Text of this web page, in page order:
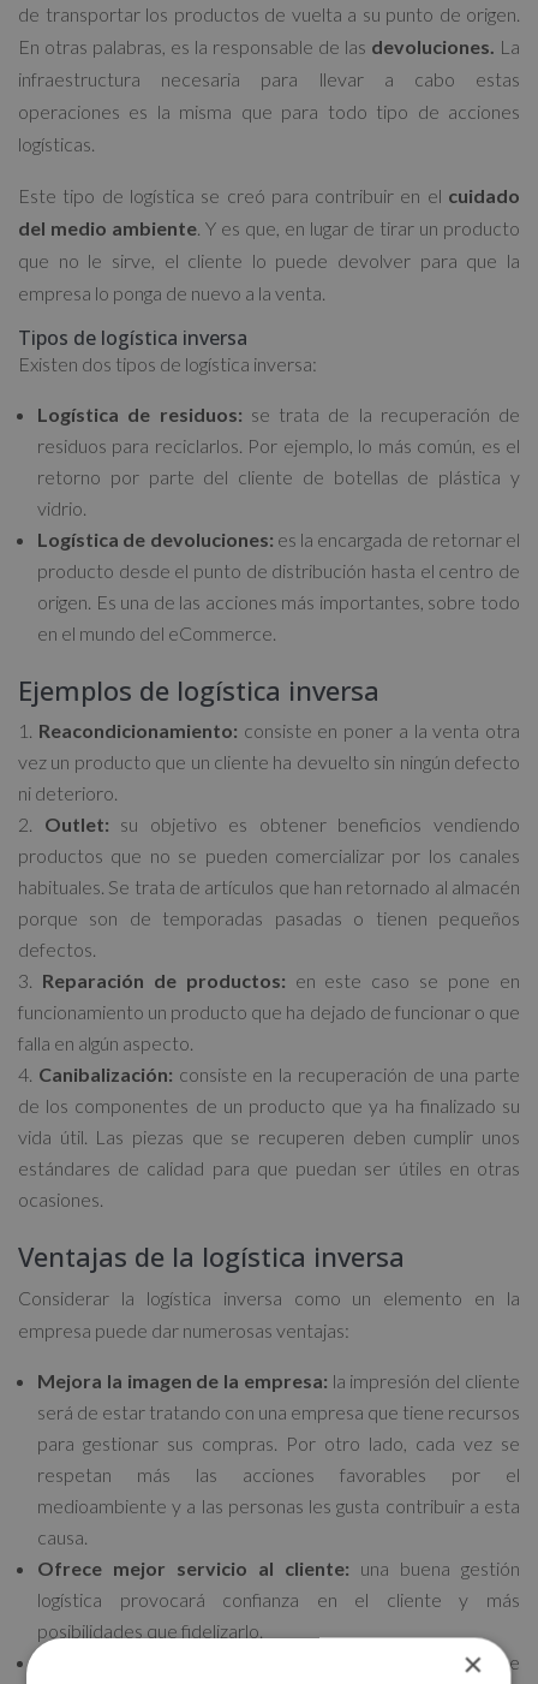
de transportar los productos de vuelta a su punto de origen.
En otras palabras, es la responsable de las devoluciones. La
infraestructura necesaria para llevar a cabo estas
operaciones es la misma que para todo tipo de acciones
logísticas.
Este tipo de logística se creó para contribuir en el cuidado
del medio ambiente . Y es que, en lugar de tirar un producto
que no le sirve, el cliente lo puede devolver para que la
empresa lo ponga de nuevo a la venta.
Tipos de logística inversa
Existen dos tipos de logística inversa:
Logística de residuos: se trata de la recuperación de
residuos para reciclarlos. Por ejemplo, lo más común, es el
retorno por parte del cliente de botellas de plástica y
vidrio.
Logística de devoluciones: es la encargada de retornar el
producto desde el punto de distribución hasta el centro de
origen. Es una de las acciones más importantes, sobre todo
en el mundo del eCommerce.
Ejemplos de logística inversa
Reacondicionamiento: consiste en poner a la venta otra
vez un producto que un cliente ha devuelto sin ningún defecto
ni deterioro.
Outlet: su objetivo es obtener beneficios vendiendo
productos que no se pueden comercializar por los canales
habituales. Se trata de artículos que han retornado al almacén
porque son de temporadas pasadas o tienen pequeños
defectos.
Reparación de productos: en este caso se pone en
funcionamiento un producto que ha dejado de funcionar o que
falla en algún aspecto.
Canibalización: consiste en la recuperación de una parte
de los componentes de un producto que ya ha finalizado su
vida útil. Las piezas que se recuperen deben cumplir unos
estándares de calidad para que puedan ser útiles en otras
ocasiones.
Ventajas de la logística inversa
Considerar la logística inversa como un elemento en la
empresa puede dar numerosas ventajas:
Mejora la imagen de la empresa: la impresión del cliente
será de estar tratando con una empresa que tiene recursos
para gestionar sus compras. Por otro lado, cada vez se
respetan más las acciones favorables por el
medioambiente y a las personas les gusta contribuir a esta
causa.
Ofrece mejor servicio al cliente: una buena gestión
logística provocará confianza en el cliente y más
posibilidades que fidelizarlo.
Minimiza los costes de la cadena de producción:
se
×